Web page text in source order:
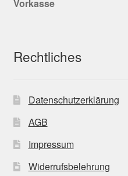
Vorkasse
Rechtliches
Datenschutzerklärung
AGB
Impressum
Widerrufsbelehrung